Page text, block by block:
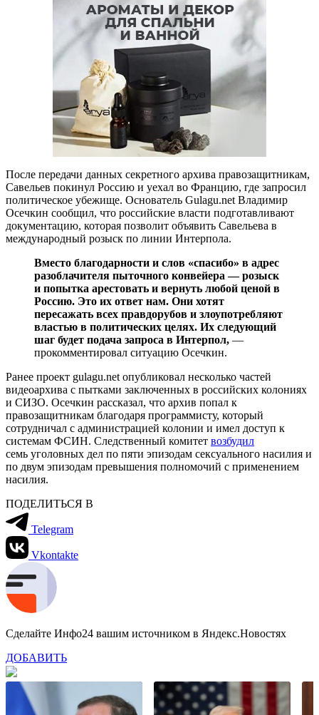
После передачи данных секретного архива правозащитникам,
Савельев покинул Россию и уехал во Францию, где запросил
политическое убежище. Основатель Gulagu.net Владимир
Осечкин сообщил, что российские власти подготавливают
документацию, которая позволит объявить Савельева в
международный розыск по линии Интерпола.
Вместо благодарности и слов «спасибо» в адрес
разоблачителя пыточного конвейера — розыск
и попытка арестовать и вернуть любой ценой в
Россию. Это их ответ нам. Они хотят
пересажать всех правдорубов и злоупотребляют
властью в политических целях. Их следующий
шаг будет подача запроса в Интерпол, —
прокомментировал ситуацию Осечкин.
Ранее проект gulagu.net опубликовал несколько частей
видеоархива с пытками заключенных в российских колониях
и СИЗО. Осечкин рассказал, что архив попал к
правозащитникам благодаря программисту, который
сотрудничал с администрацией колонии и имел доступ к
системам ФСИН. Следственный комитет возбудил
семь уголовных дел по пяти эпизодам сексуального насилия и
по двум эпизодам превышения полномочий с применением
насилия.
ПОДЕЛИТЬСЯ В
Telegram
Vkontakte
Сделайте Инфо24 вашим источником в Яндекс.Новостях
ДОБАВИТЬ